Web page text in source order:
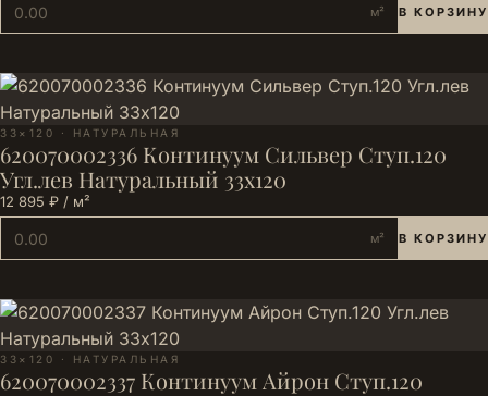
м² В КОРЗИНУ
33×120 · НАТУРАЛЬНАЯ
620070002336 Континуум Сильвер Ступ.120
Угл.лев Натуральный 33х120
12 895 ₽ / м²
м² В КОРЗИНУ
33×120 · НАТУРАЛЬНАЯ
620070002337 Континуум Айрон Ступ.120